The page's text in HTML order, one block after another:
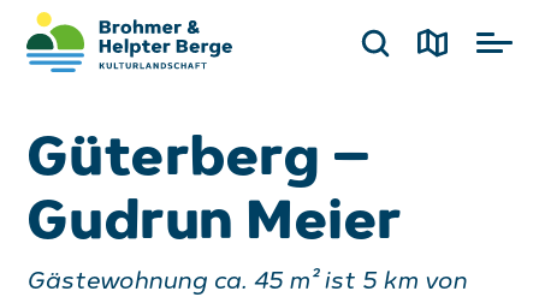
Güterberg –
Gudrun Meier
Gästewohnung ca. 45 m² ist 5 km von